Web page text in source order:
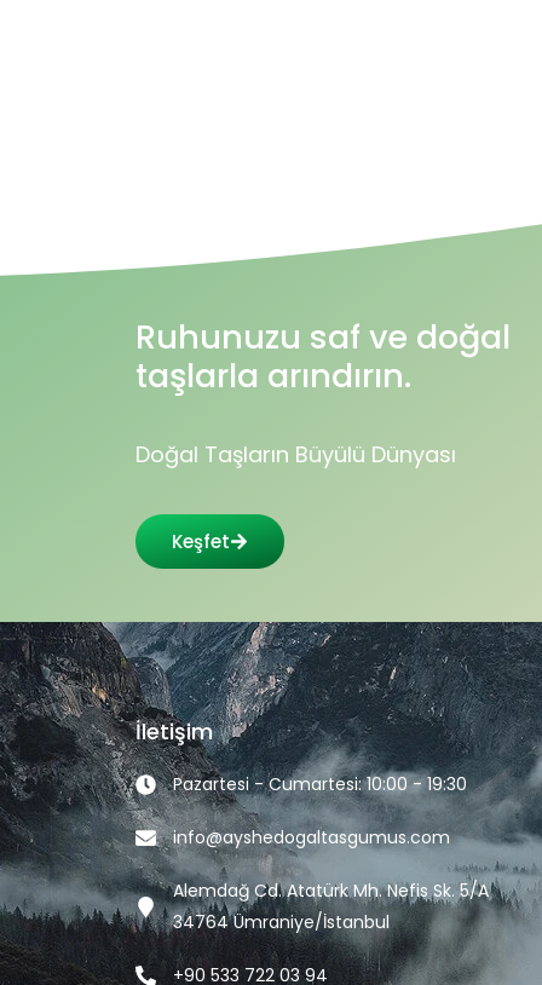
Ruhunuzu saf ve doğal
taşlarla arındırın.
Doğal Taşların Büyülü Dünyası
Keşfet
İletişim
Pazartesi - Cumartesi: 10:00 - 19:30
info@ayshedogaltasgumus.com
Alemdağ Cd. Atatürk Mh. Nefis Sk. 5/A
34764 Ümraniye/İstanbul
+90 533 722 03 94